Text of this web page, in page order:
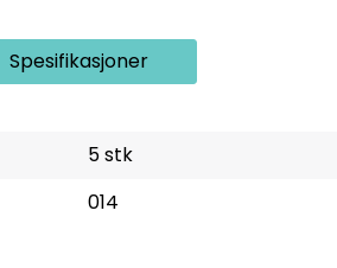
Spesifikasjoner
5 stk
014